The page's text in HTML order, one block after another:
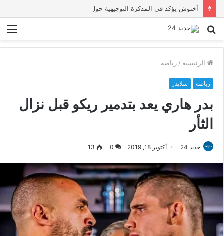
بحث
الرئيسية / رياضة
رياضة سلايدر
بدر هاري يعد بتدمير ريكو قبل نزال
الثأر
جديد 24 أكتوبر 18, 2019 0
13